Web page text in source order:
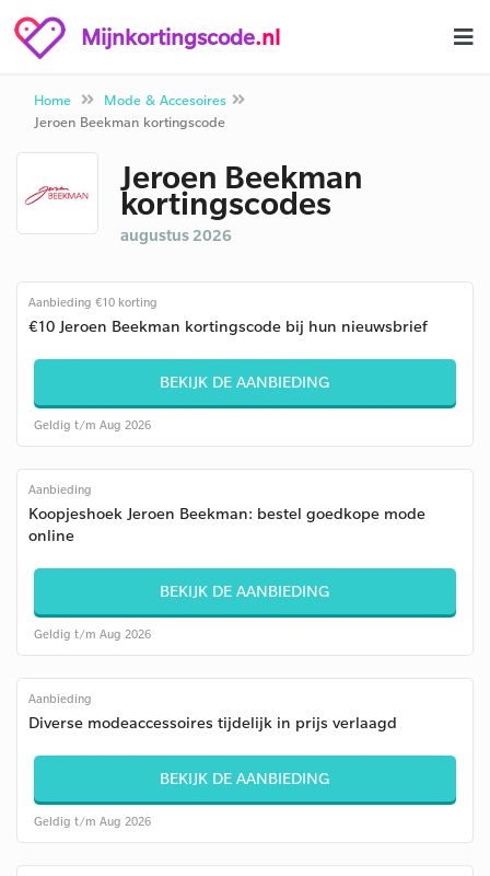
Mijnkortingscode.nl
Home
Mode & Accesoires
Jeroen Beekman kortingscode
Jeroen Beekman
kortingscodes
augustus 2026
Aanbieding €10 korting
€10 Jeroen Beekman kortingscode bij hun nieuwsbrief
BEKIJK DE AANBIEDING
Geldig t/m Aug 2026
Aanbieding
Koopjeshoek Jeroen Beekman: bestel goedkope mode
online
BEKIJK DE AANBIEDING
Geldig t/m Aug 2026
Aanbieding
Diverse modeaccessoires tijdelijk in prijs verlaagd
BEKIJK DE AANBIEDING
Geldig t/m Aug 2026